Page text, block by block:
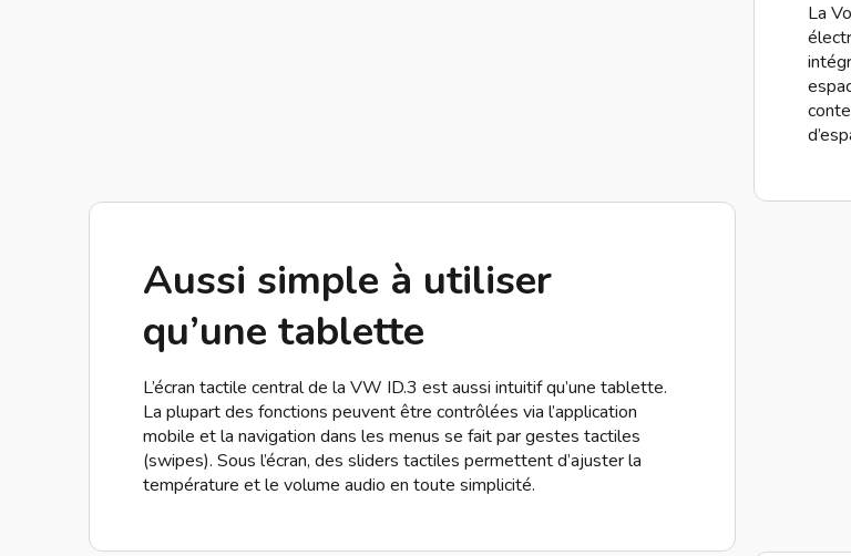
La
Aussi simple à utiliser
qu’une tablette
L’écran tactile central de la VW ID.3 est aussi intuitif qu’une tablette.
La plupart des fonctions peuvent être contrôlées via l’application
mobile et la navigation dans les menus se fait par gestes tactiles
(swipes). Sous l’écran, des sliders tactiles permettent d’ajuster la
température et le volume audio en toute simplicité.